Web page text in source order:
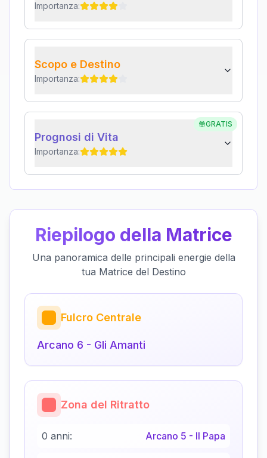
Importanza:
Scopo e Destino
Importanza:
GRATIS
Prognosi di Vita
Importanza:
Riepilogo della Matrice
Una panoramica delle principali energie della
tua Matrice del Destino
Fulcro Centrale
Arcano 6 - Gli Amanti
Zona del Ritratto
0 anni: Arcano 5 - Il Papa